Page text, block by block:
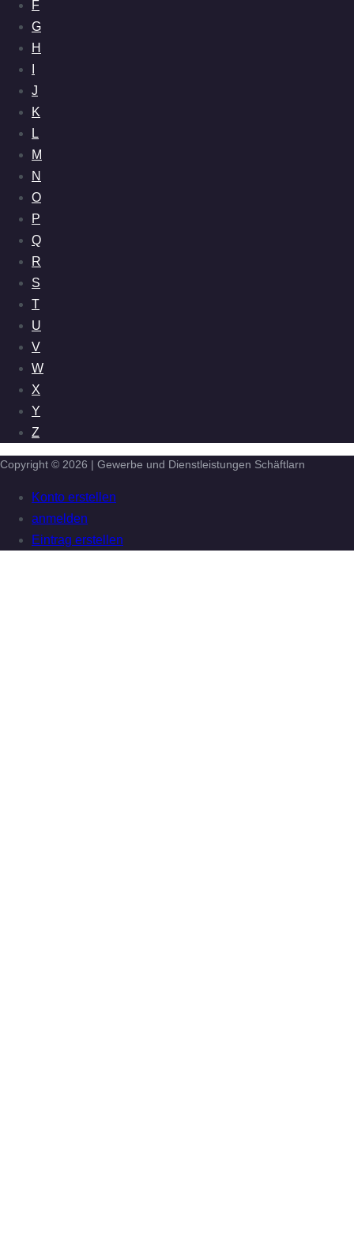
F
G
H
J
K
L
M
N
O
P
Q
R
S
T
U
V
W
X
Y
Z
Copyright © 2026 | Gewerbe und Dienstleistungen Schäftlarn
Konto erstellen
anmelden
Eintrag erstellen